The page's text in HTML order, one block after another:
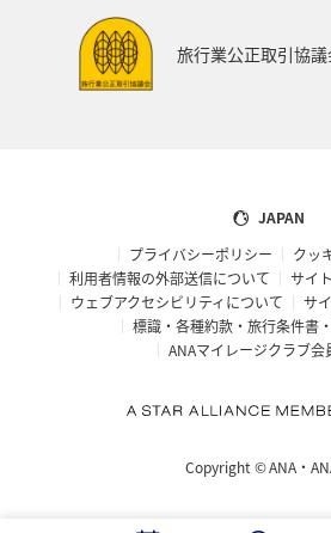
旅行業公正取引協議
JAPAN
プライバシーポリシー
クッ
利用者情報の外部送信について
サイ
ウェブアクセシビリティについて
サ
標識・各種約款・旅行条件書
ANAマイレージクラブ会
Copyright ©ANA・